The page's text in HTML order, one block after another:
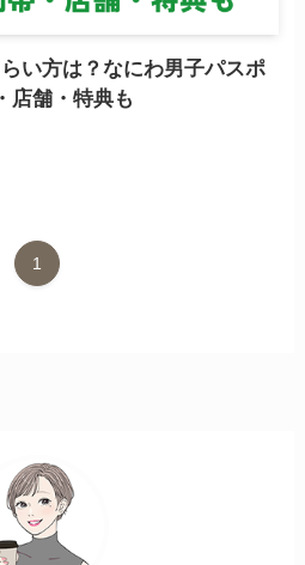
らい方は？なにわ男子パスポ
店舗・特典も
1